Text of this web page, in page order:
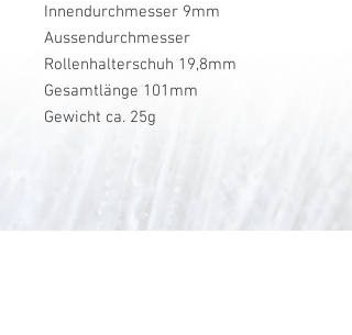
Innendurchmesser 9mm
Aussendurchmesser
Rollenhalterschuh 19,8mm
Gesamtlänge 101mm
Gewicht ca. 25g